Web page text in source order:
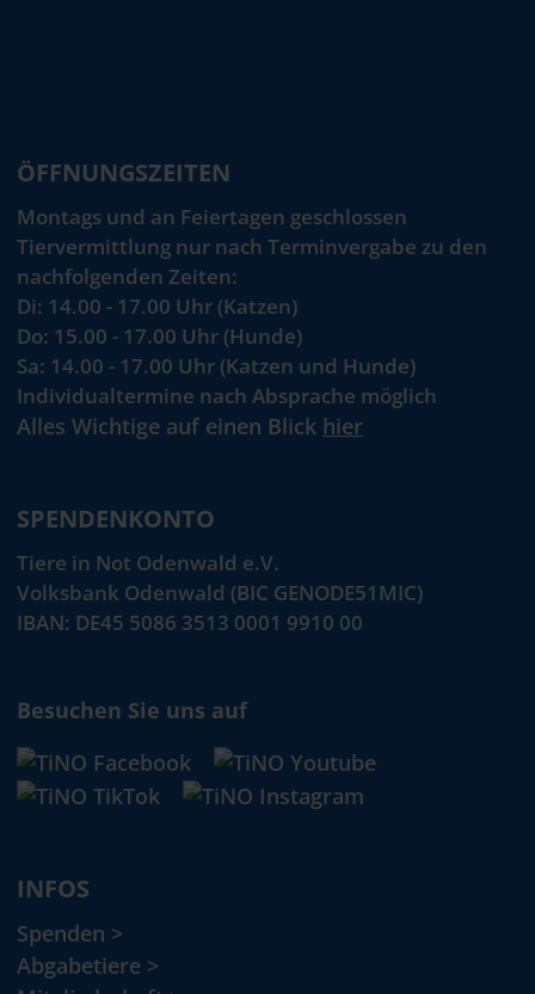
ÖFFNUNGSZEITEN
Montags und an Feiertagen geschlossen
Tiervermittlung nur nach Terminvergabe zu den
nachfolgenden Zeiten:
Di: 14.00 - 17.00 Uhr (Katzen)
Do: 15.00 - 17.00 Uhr (Hunde)
Sa: 14.00 - 17.00 Uhr (Katzen und Hunde)
Individualtermine nach Absprache möglich
Alles Wichtige auf einen Blick hier
SPENDENKONTO
Tiere in Not Odenwald e.V.
Volksbank Odenwald (BIC GENODE51MIC)
IBAN: DE45 5086 3513 0001 9910 00
Besuchen Sie uns auf
INFOS
Spenden >
Abgabetiere >